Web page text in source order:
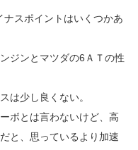
スポイントはいくつかあ
ジンとマツダの6ＡＴの性
は少し良くない。
ボとは言わないけど、高
と、思っているより加速